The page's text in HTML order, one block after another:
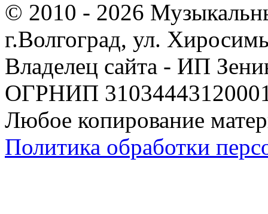
© 2010 - 2026
г.Волгоград, ул.
Владелец сайта - ИП
ОГРНИП
Любое копирование
Политика обработки